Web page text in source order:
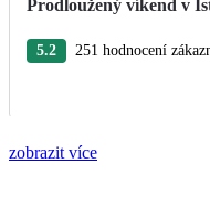
Prodloužený víkend v
5.2
251 hodnocení
zobrazit více